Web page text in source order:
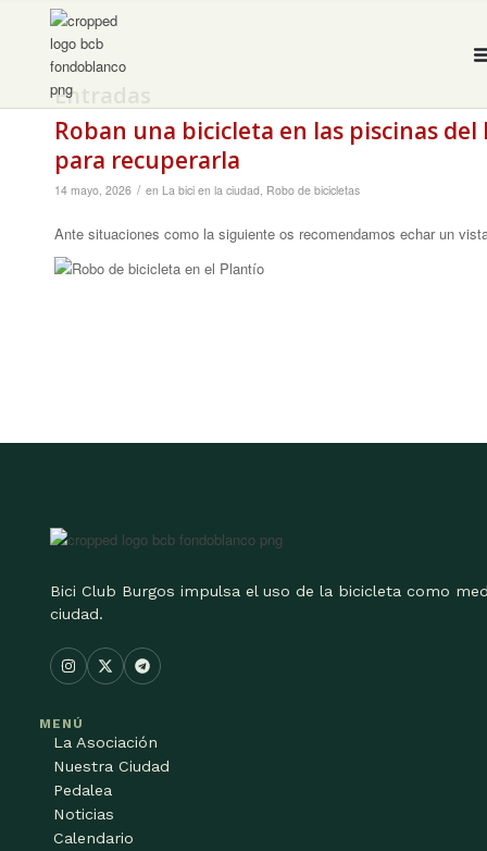
Entradas
Roban una bicicleta en las piscinas
para recuperarla
14 mayo, 2026 / en La bici en la ciudad, Robo de bicicletas
Ante situaciones como la siguiente os recomendamos echar un
Bici Club Burgos impulsa el uso de la bicicleta como
ciudad.
MENÚ
La Asociación
Nuestra Ciudad
Pedalea
Noticias
Calendario